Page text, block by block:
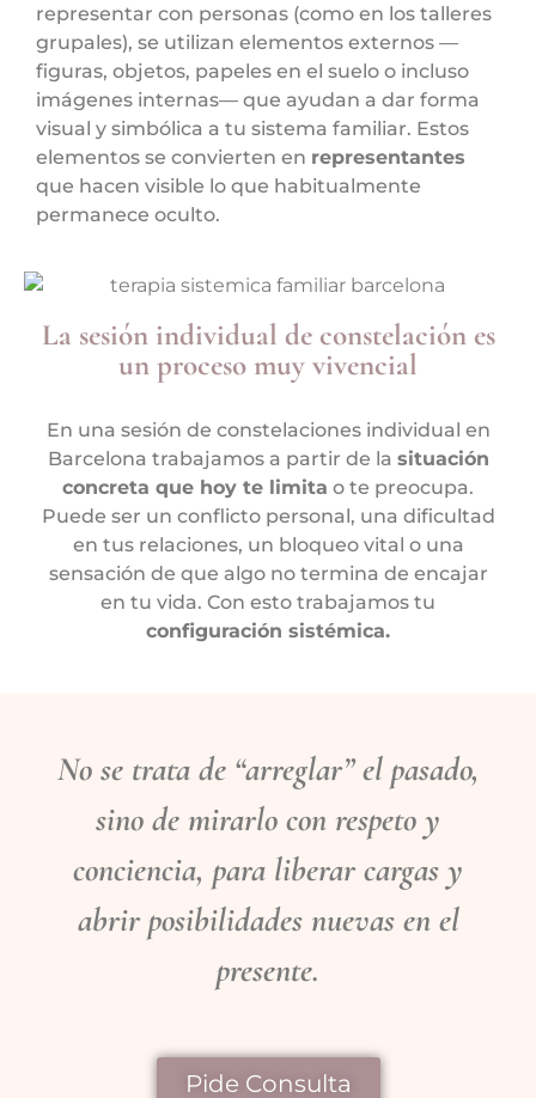
representar con personas (como en los talleres
grupales), se utilizan elementos externos —
figuras, objetos, papeles en el suelo o incluso
imágenes internas— que ayudan a dar forma
visual y simbólica a tu sistema familiar. Estos
elementos se convierten en representantes
que hacen visible lo que habitualmente
permanece oculto.
La sesión individual de constelación es
un proceso muy vivencial
En una sesión de constelaciones individual en
Barcelona trabajamos a partir de la situación
concreta que hoy te limita o te preocupa.
Puede ser un conflicto personal, una dificultad
en tus relaciones, un bloqueo vital o una
sensación de que algo no termina de encajar
en tu vida. Con esto trabajamos tu
configuración sistémica.
No se trata de “arreglar” el pasado,
sino de mirarlo con respeto y
conciencia, para liberar cargas y
abrir posibilidades nuevas en el
presente.
Pide Consulta